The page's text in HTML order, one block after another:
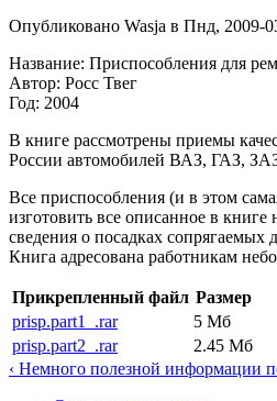
Опубликовано Wasja в Пнд, 2009-
Название: Приспособления для
Автор: Росс Твег
Год: 2004
В книге рассмотрены приемы
России автомобилей ВАЗ, ГАЗ,
Все приспособления (и в этом
изготовить все описанное в
сведения о посадках сопрягаемых
Книга адресована работникам
Прикрепленный файл Размер
prisp.part1_.rar
5 Мб
prisp.part2_.rar
2.45 Мб
‹ Немного полезной информации